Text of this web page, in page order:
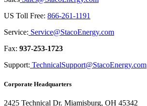
US Toll Free: 866-261-1191
Service: Service@StacoEnergy.com
Fax: 937-253-1723
Support: TechnicalSupport@StacoEnergy.com
Corporate Headquarters
2425 Technical Dr. Miamisburg, OH 45342